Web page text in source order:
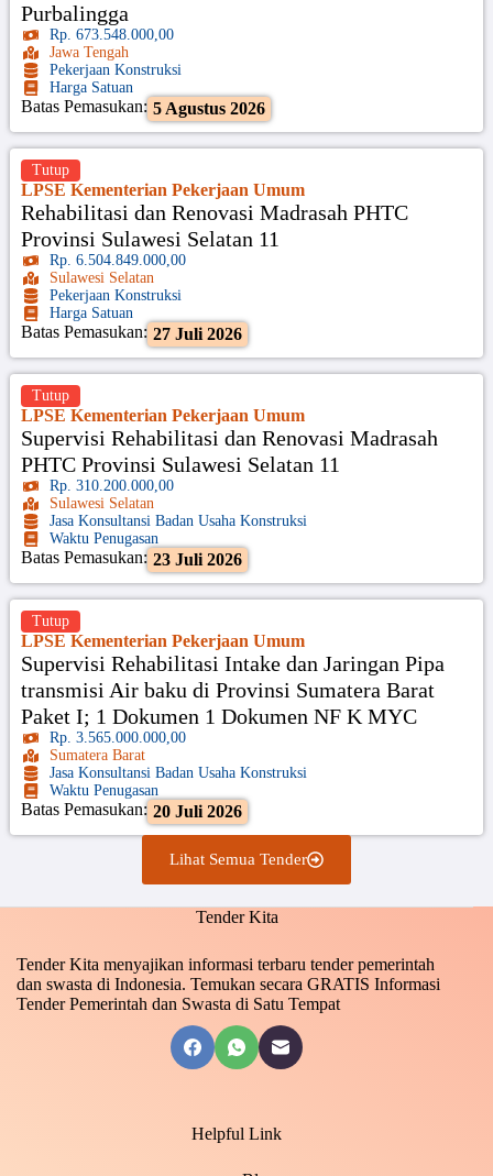
Purbalingga
Rp. 673.548.000,00
Jawa Tengah
Pekerjaan Konstruksi
Harga Satuan
Batas Pemasukan: 5 Agustus 2026
LPSE Kementerian Pekerjaan Umum
Rehabilitasi dan Renovasi Madrasah PHTC
Provinsi Sulawesi Selatan 11
Rp. 6.504.849.000,00
Sulawesi Selatan
Pekerjaan Konstruksi
Harga Satuan
Batas Pemasukan: 27 Juli 2026
Tutup
LPSE Kementerian Pekerjaan Umum
Supervisi Rehabilitasi dan Renovasi Madrasah
PHTC Provinsi Sulawesi Selatan 11
Rp. 310.200.000,00
Sulawesi Selatan
Jasa Konsultansi Badan Usaha Konstruksi
Waktu Penugasan
Batas Pemasukan: 23 Juli 2026
Tutup
LPSE Kementerian Pekerjaan Umum
Supervisi Rehabilitasi Intake dan Jaringan Pipa
transmisi Air baku di Provinsi Sumatera Barat
Paket I; 1 Dokumen 1 Dokumen NF K MYC
Rp. 3.565.000.000,00
Sumatera Barat
Jasa Konsultansi Badan Usaha Konstruksi
Waktu Penugasan
Batas Pemasukan: 20 Juli 2026
Tutup
Lihat Semua Tender
Tender Kita
Tender Kita menyajikan informasi terbaru tender pemerintah
dan swasta di Indonesia. Temukan secara GRATIS Informasi
Tender Pemerintah dan Swasta di Satu Tempat
Helpful Link